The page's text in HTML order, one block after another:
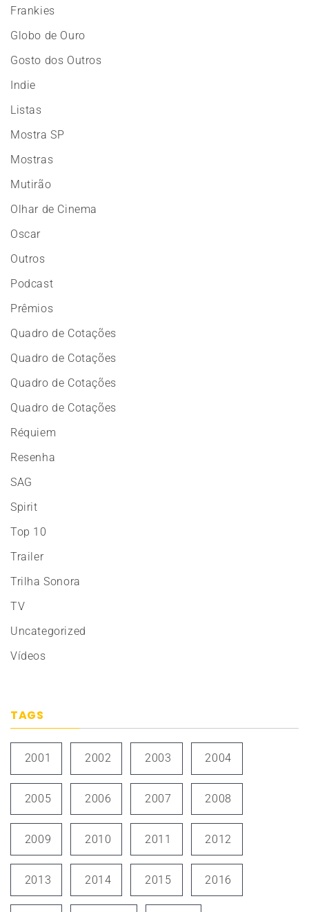
Frankies
Globo de Ouro
Gosto dos Outros
Indie
Listas
Mostra SP
Mostras
Mutirão
Olhar de Cinema
Oscar
Outros
Podcast
Prêmios
Quadro de Cotações
Quadro de Cotações
Quadro de Cotações
Quadro de Cotações
Réquiem
Resenha
SAG
Spirit
Top 10
Trailer
Trilha Sonora
TV
Uncategorized
Vídeos
TAGS
2001 2002 2003 2004
2005 2006 2007 2008
2009 2010 2011 2012
2013 2014 2015 2016